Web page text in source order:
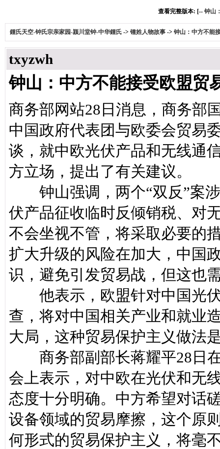
查看完整版本: [-- 钟山
鍾氏天空-钟氏宗亲家园-颍川堂钟-中华鍾氏 -> 锺姓人物故事 -> 钟山：中方不能
txyzwh
钟山：中方不能接受欧盟贸
商务部网站28日消息，商务部
中国政府代表团与欧委会贸易
谈，就中欧光伏产品和无线通
方立场，提出了有关建议。
钟山强调，两个“双反”案涉
伏产品征收临时反倾销税、对
不会坐视不管，将采取必要的
扩大升级的风险在加大，中国
识，避免引发贸易战，但这也
他表示，欧盟针对中国光伏
查，将对中国相关产业和就业
大局，这种贸易保护主义做法
商务部副部长蒋耀平28日在
会上表示，对中欧在光伏和无
态度十分明确。中方希望对话
设备领域的贸易摩擦，这个原
何形式的贸易保护主义，将毫